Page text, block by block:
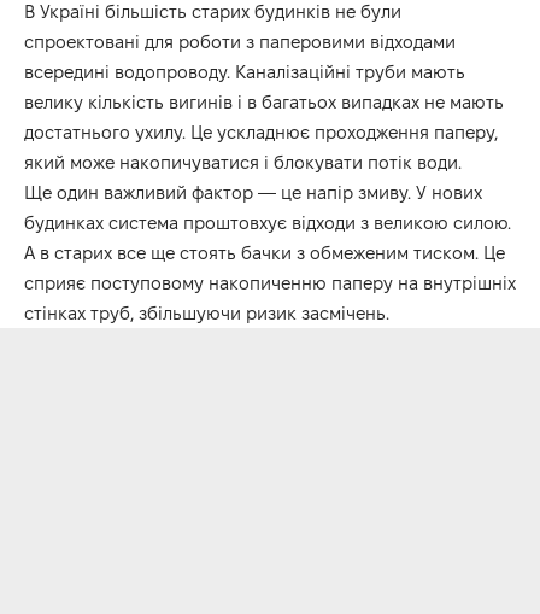
В Україні більшість старих будинків не були
спроектовані для роботи з паперовими відходами
всередині водопроводу. Каналізаційні труби мають
велику кількість вигинів і в багатьох випадках не мають
достатнього ухилу. Це ускладнює проходження паперу,
який може накопичуватися і блокувати потік води.
Ще один важливий фактор — це напір змиву. У нових
будинках система проштовхує відходи з великою силою.
А в старих все ще стоять бачки з обмеженим тиском. Це
сприяє поступовому накопиченню паперу на внутрішніх
стінках труб, збільшуючи ризик засмічень.